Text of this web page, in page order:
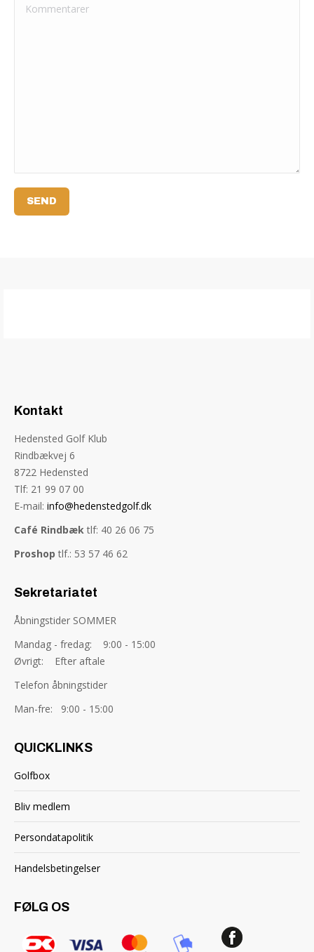
Kontakt
Hedensted Golf Klub
Rindbækvej 6
8722 Hedensted
Tlf: 21 99 07 00
E-mail: info@hedenstedgolf.dk
Café Rindbæktlf: 40 26 06 75
Proshop tlf.: 53 57 46 62
Sekretariatet
Åbningstider SOMMER
Mandag - fredag: 9:00 - 15:00
Øvrigt: Efter aftale
Telefon åbningstider
Man-fre: 9:00 - 15:00
QUICKLINKS
Golfbox
Bliv medlem
Persondatapolitik
Handelsbetingelser
FØLG OS